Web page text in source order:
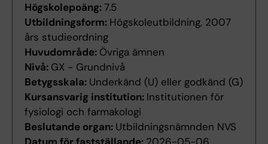
Högskolepoäng:7.5
Utbildningsform: Högskoleutbildning, 2007
års studieordning
Huvudområde: Övriga ämnen
Nivå: GX - Grundnivå
Betygsskala: Underkänd (U) eller godkänd (G)
Kursansvarig institution: Institutionen för
fysiologi och farmakologi
Beslutande organ: Utbildningsnämnden NVS